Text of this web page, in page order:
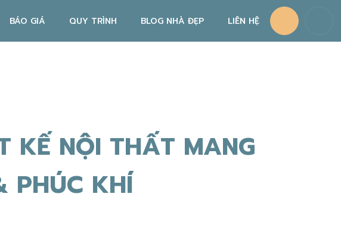
BÁO GIÁ QUY TRÌNH BLOG NHÀ ĐẸP LIÊN HỆ
KẾ NỘI THẤT MANG
PHÚC KHÍ